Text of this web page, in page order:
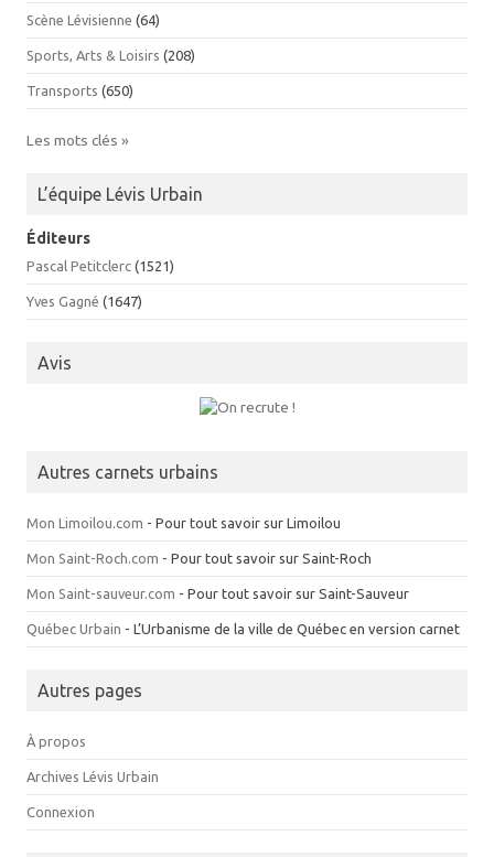
Scène Lévisienne (64)
Sports, Arts & Loisirs (208)
Transports (650)
Les mots clés »
L’équipe Lévis Urbain
Éditeurs
Pascal Petitclerc (1521)
Yves Gagné (1647)
Avis
Autres carnets urbains
Mon Limoilou.com - Pour tout savoir sur Limoilou
Mon Saint-Roch.com - Pour tout savoir sur Saint-Roch
Mon Saint-sauveur.com - Pour tout savoir sur Saint-Sauveur
Québec Urbain - L’Urbanisme de la ville de Québec en version carnet
Autres pages
À propos
Archives Lévis Urbain
Connexion